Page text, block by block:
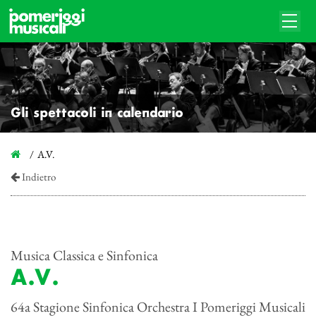
Gli spettacoli in calendario
A.V.
Indietro
Musica Classica e Sinfonica
A.V.
64a Stagione Sinfonica Orchestra I Pomeriggi Musicali